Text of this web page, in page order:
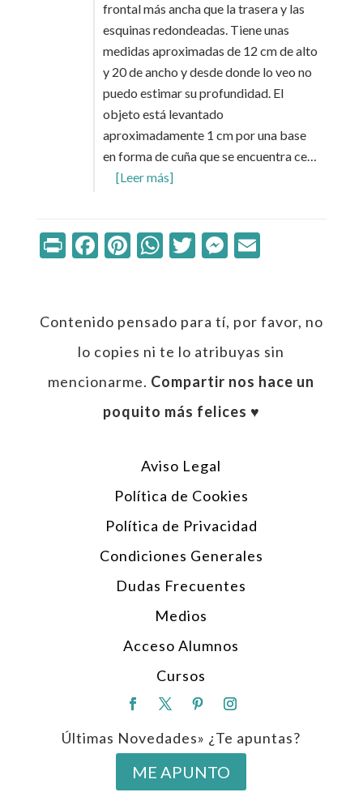
frontal más ancha que la trasera y las
esquinas redondeadas. Tiene unas
medidas aproximadas de 12 cm de alto
y 20 de ancho y desde donde lo veo no
puedo estimar su profundidad. El
objeto está levantado
aproximadamente 1 cm por una base
en forma de cuña que se encuentra ce…
[Leer más]
PrintFacebook
Pinterest
WhatsApp
Twitter
Messenger
Email
Contenido pensado para tí, por favor, no
lo copies ni te lo atribuyas sin
mencionarme. Compartir nos hace un
poquito más felices ♥︎
Aviso Legal
Política de Cookies
Política de Privacidad
Condiciones Generales
Dudas Frecuentes
Medios
Acceso Alumnos
Cursos
Últimas Novedades» ¿Te apuntas?
ME APUNTO